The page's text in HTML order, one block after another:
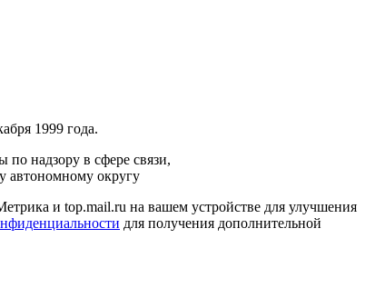
1999 года.
надзору в сфере связи,
автономному округу
и top.mail.ru на вашем устройстве для улучшения
для получения дополнительной